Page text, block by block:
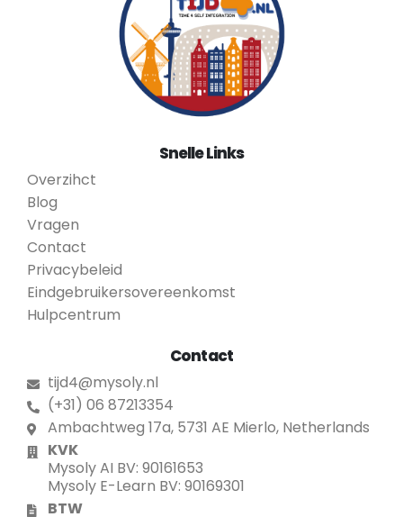
Snelle Links
Overzihct
Blog
Vragen
Contact
Privacybeleid
Eindgebruikersovereenkomst
Hulpcentrum
Contact
tijd4@mysoly.nl
(+31) 06 87213354
Ambachtweg 17a, 5731 AE Mierlo, Netherlands
KVK
Mysoly AI BV: 90161653
Mysoly E-Learn BV: 90169301
BTW